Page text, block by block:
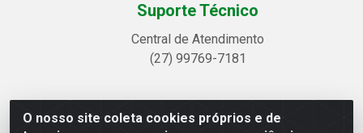
O nosso site coleta cookies próprios e de
Suporte Técnico
Central de Atendimento
(27) 99769-7181
Linhavix Distribuidora LTDA - Avenida Alegre, 2521 -